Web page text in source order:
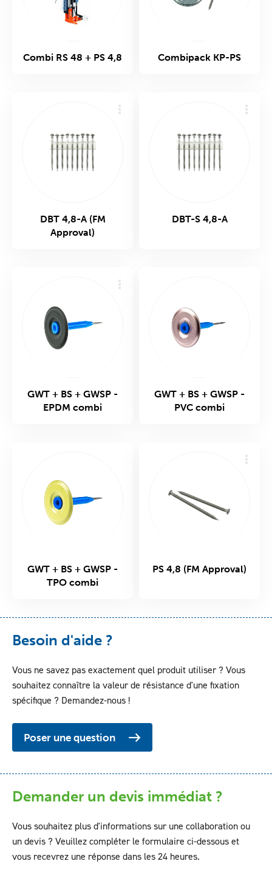
Combi RS 48 + PS 4,8 Combipack KP-PS
DBT 4,8-A (FM
Approval)
DBT-S 4,8-A
GWT + BS + GWSP -
EPDM combi
GWT + BS + GWSP -
PVC combi
GWT + BS + GWSP -
TPO combi
PS 4,8 (FM Approval)
Besoin d'aide ?
Vous ne savez pas exactement quel produit utiliser ? Vous
souhaitez connaître la valeur de résistance d'une fixation
spécifique ? Demandez-nous !
Poser une question
Demander un devis immédiat ?
Vous souhaitez plus d'informations sur une collaboration ou
un devis ? Veuillez compléter le formulaire ci-dessous et
vous recevrez une réponse dans les 24 heures.